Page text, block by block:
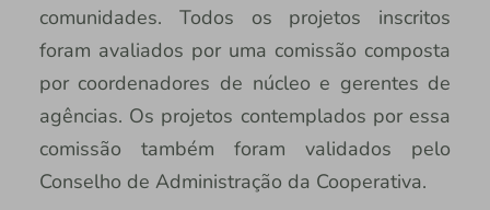
comunidades. Todos os projetos inscritos
foram avaliados por uma comissão composta
por coordenadores de núcleo e gerentes de
agências. Os projetos contemplados por essa
comissão também foram validados pelo
Conselho de Administração da Cooperativa.